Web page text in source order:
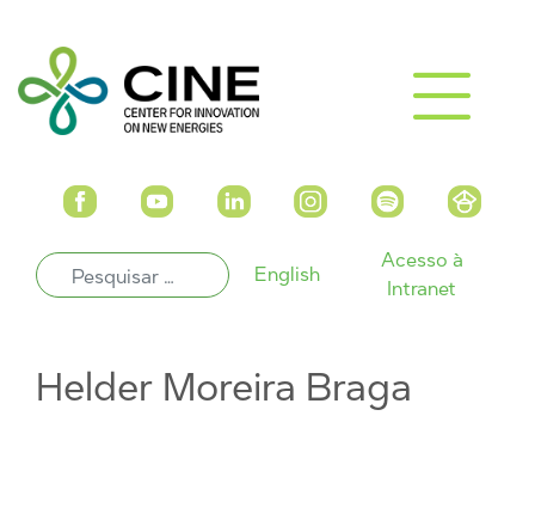
English
Acesso à
Intranet
Helder Moreira Braga